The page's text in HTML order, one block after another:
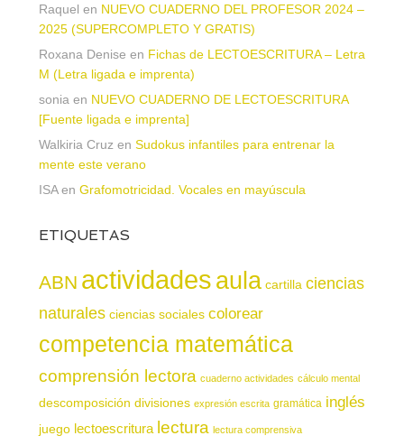
Raquel en NUEVO CUADERNO DEL PROFESOR 2024 –
2025 (SUPERCOMPLETO Y GRATIS)
Roxana Denise en Fichas de LECTOESCRITURA – Letra
M (Letra ligada e imprenta)
sonia en NUEVO CUADERNO DE LECTOESCRITURA
[Fuente ligada e imprenta]
Walkiria Cruz en Sudokus infantiles para entrenar la
mente este verano
ISAen Grafomotricidad. Vocales en mayúscula
ETIQUETAS
ABN actividadesaula cartilla ciencias
naturales ciencias sociales colorear
competencia matemática
comprensión lectora cuaderno actividades cálculo mental
descomposición divisiones expresión escrita gramática inglés
juego lectoescritura lectura lectura comprensiva